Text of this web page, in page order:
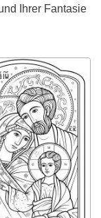
Ihrer Fantasie